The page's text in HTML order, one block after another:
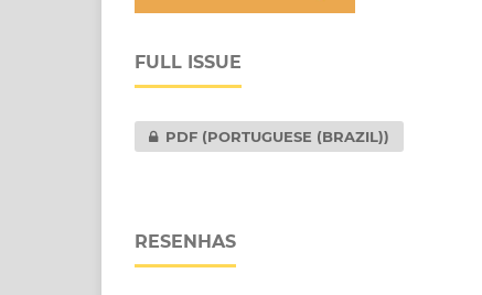
FULL ISSUE
PDF (PORTUGUESE (BRAZIL))
RESENHAS